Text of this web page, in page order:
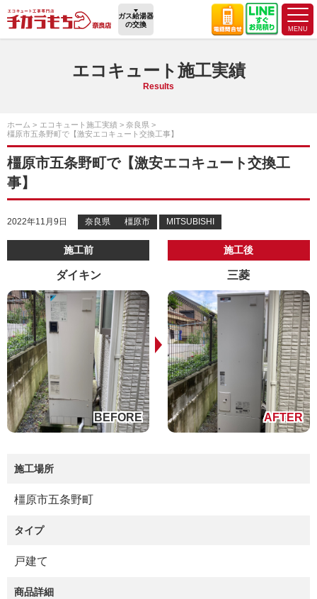
ガス給湯器
の交換
エコキュート施工実績
Results
ホーム エコキュート施工実績
奈良県
橿原市五条野町で【激安エコキュート交換工事】
橿原市五条野町で【激安エコキュート交換工
事】
2022年11月9日 奈良県 橿原市 MITSUBISHI
施工前
ダイキン
施工後
三菱
施工場所
橿原市五条野町
タイプ
戸建て
商品詳細